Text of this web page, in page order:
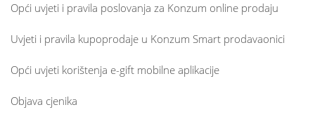
Opći uvjeti i pravila poslovanja za Konzum online prodaju
Uvjeti i pravila kupoprodaje u Konzum Smart prodavaonici
Opći uvjeti korištenja e-gift mobilne aplikacije
Objava cjenika